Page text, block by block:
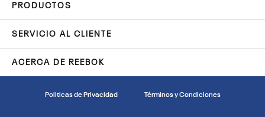
PRODUCTOS
SERVICIO AL CLIENTE
ACERCA DE REEBOK
Politicas de Privacidad Términos y Condiciones